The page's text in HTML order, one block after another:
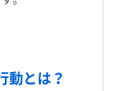
動とは？